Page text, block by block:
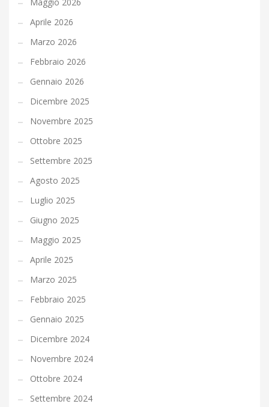
Aprile 2026
Marzo 2026
Febbraio 2026
Gennaio 2026
Dicembre 2025
Novembre 2025
Ottobre 2025
Settembre 2025
Agosto 2025
Luglio 2025
Giugno 2025
Maggio 2025
Aprile 2025
Marzo 2025
Febbraio 2025
Gennaio 2025
Dicembre 2024
Novembre 2024
Ottobre 2024
Settembre 2024